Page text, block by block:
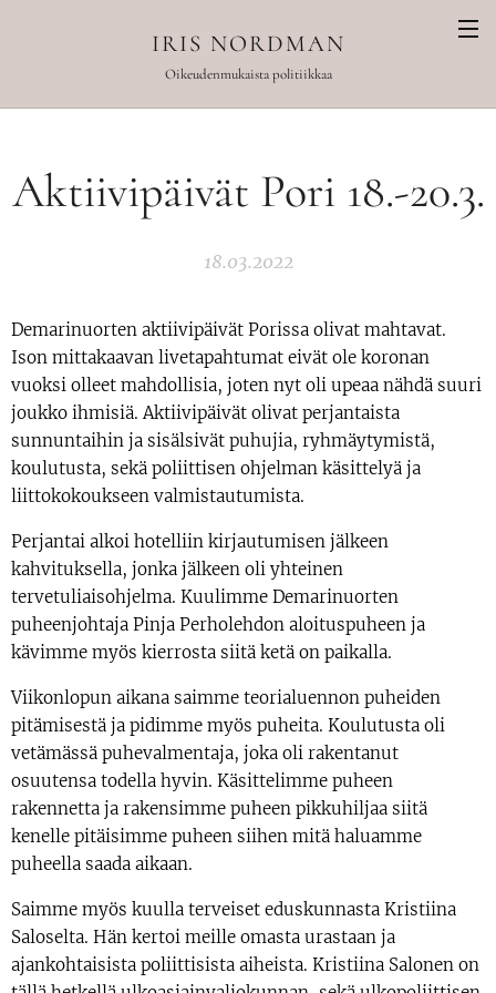
IRIS NORDMAN
Oikeudenmukaista politiikkaa
Aktiivipäivät Pori 18.-20.3.
18.03.2022
Demarinuorten aktiivipäivät Porissa olivat mahtavat.
Ison mittakaavan livetapahtumat eivät ole koronan
vuoksi olleet mahdollisia, joten nyt oli upeaa nähdä suuri
joukko ihmisiä. Aktiivipäivät olivat perjantaista
sunnuntaihin ja sisälsivät puhujia, ryhmäytymistä,
koulutusta, sekä poliittisen ohjelman käsittelyä ja
liittokokoukseen valmistautumista.
Perjantai alkoi hotelliin kirjautumisen jälkeen
kahvituksella, jonka jälkeen oli yhteinen
tervetuliaisohjelma. Kuulimme Demarinuorten
puheenjohtaja Pinja Perholehdon aloituspuheen ja
kävimme myös kierrosta siitä ketä on paikalla.
Viikonlopun aikana saimme teorialuennon puheiden
pitämisestä ja pidimme myös puheita. Koulutusta oli
vetämässä puhevalmentaja, joka oli rakentanut
osuutensa todella hyvin. Käsittelimme puheen
rakennetta ja rakensimme puheen pikkuhiljaa siitä
kenelle pitäisimme puheen siihen mitä haluamme
puheella saada aikaan.
Saimme myös kuulla terveiset eduskunnasta Kristiina
Saloselta. Hän kertoi meille omasta urastaan ja
ajankohtaisista poliittisista aiheista. Kristiina Salonen on